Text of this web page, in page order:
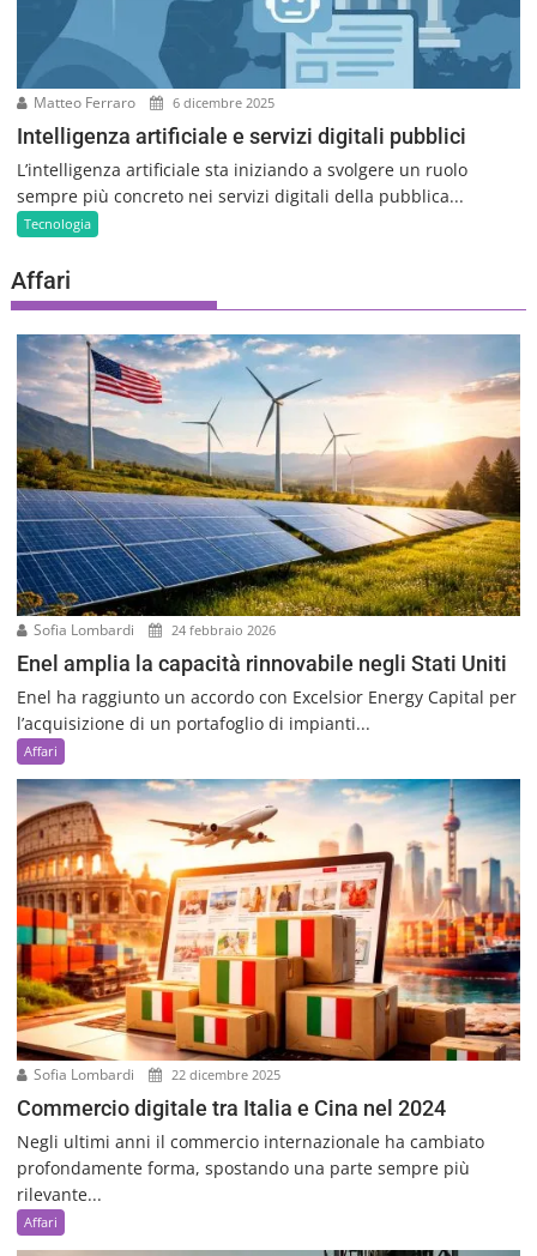
Matteo Ferraro 6 dicembre 2025
Intelligenza artificiale e servizi digitali pubblici
L’intelligenza artificiale sta iniziando a svolgere un ruolo
sempre più concreto nei servizi digitali della pubblica...
Tecnologia
Affari
Sofia Lombardi 24 febbraio 2026
Enel amplia la capacità rinnovabile negli Stati Uniti
Enel ha raggiunto un accordo con Excelsior Energy Capital per
l’acquisizione di un portafoglio di impianti...
Affari
Sofia Lombardi 22 dicembre 2025
Commercio digitale tra Italia e Cina nel 2024
Negli ultimi anni il commercio internazionale ha cambiato
profondamente forma, spostando una parte sempre più
rilevante...
Affari